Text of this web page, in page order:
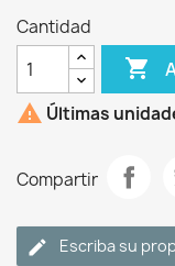
Cantidad

 Últimas
Compartir
Escriba su